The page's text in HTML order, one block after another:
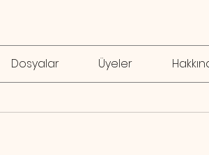
Dosyalar Üyeler